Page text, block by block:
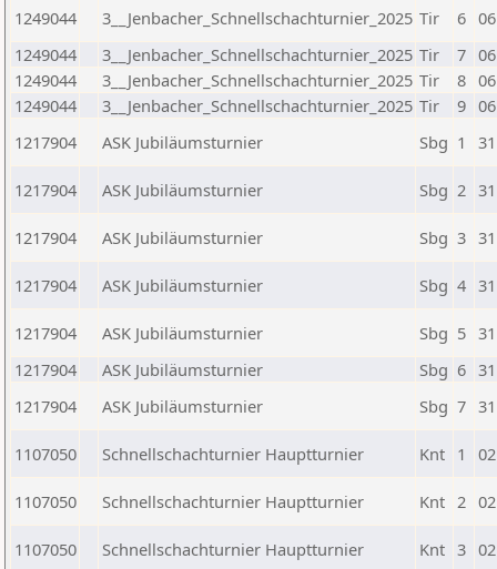
1249044 3__Jenbacher_Schnellschachturnier_2025 Tir 6
1249044
3__Jenbacher_Schnellschachturnier_2025 Tir 7
1249044
3__Jenbacher_Schnellschachturnier_2025 Tir 8
1249044
3__Jenbacher_Schnellschachturnier_2025 Tir 9
1217904
ASK Jubiläumsturnier Sbg 1
1217904 ASK Jubiläumsturnier Sbg 2
1217904 ASK Jubiläumsturnier Sbg 3
1217904 ASK Jubiläumsturnier Sbg 4
1217904 ASK Jubiläumsturnier Sbg 5
1217904
ASK Jubiläumsturnier Sbg 6
1217904
ASK Jubiläumsturnier Sbg 7
1107050 Schnellschachturnier Hauptturnier Knt 1
1107050 Schnellschachturnier Hauptturnier Knt 2
1107050 Schnellschachturnier Hauptturnier Knt 3